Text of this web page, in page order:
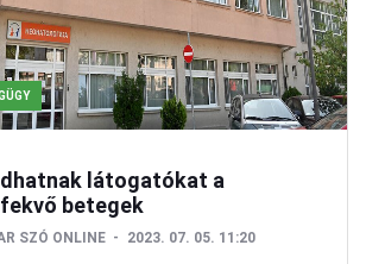
látogatókat a
betegek
SZÓ ONLINE 2023. 07. 05. 11:20